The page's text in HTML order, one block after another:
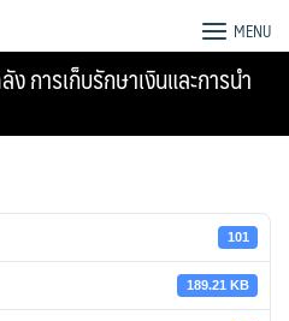
MENU
ง การเก็บรักษาเงินและการนำ
101
189.21 KB